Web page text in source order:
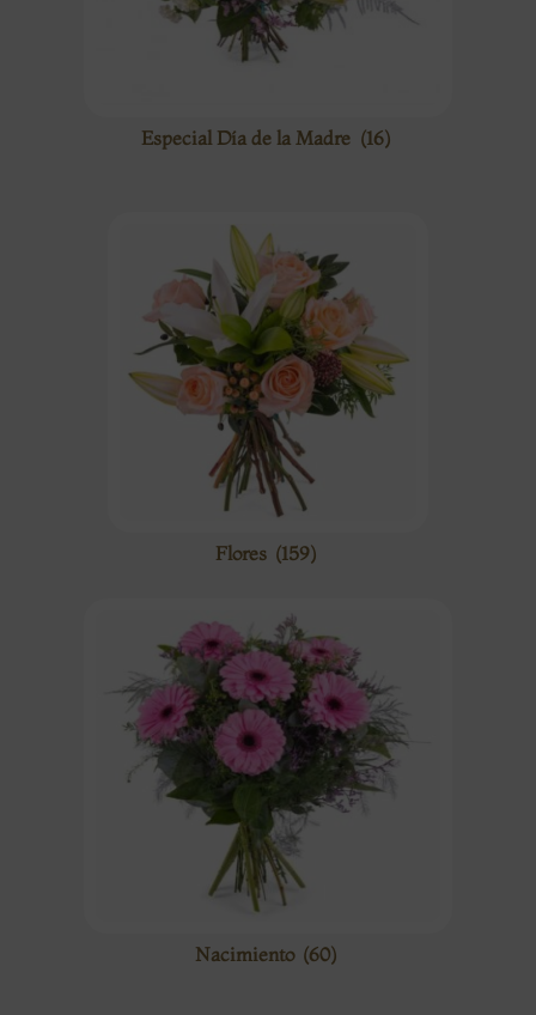
Especial Día de la Madre (16)
Flores (159)
Nacimiento (60)